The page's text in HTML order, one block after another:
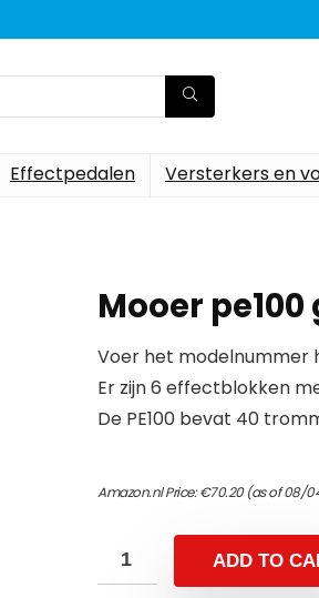
Effectpedalen Versterkers en
Mooer
Voer het modelnummer
Er zijn 6 effectblokken
De PE100 bevat 40
Amazon.nl Price:€70.20(as of 08/
ADD TO